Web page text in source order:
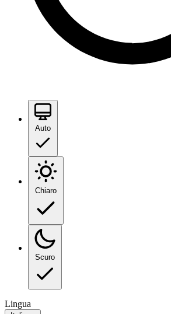
Auto
Chiaro
Scuro
Lingua